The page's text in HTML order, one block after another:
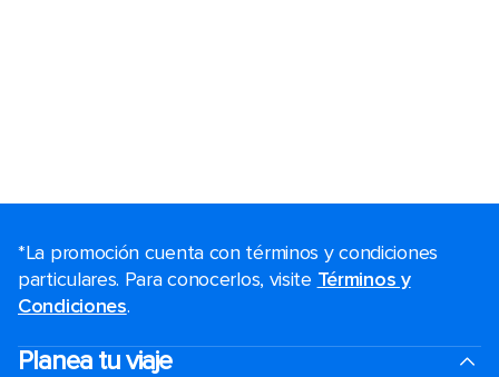
*La promoción cuenta con términos y condiciones
particulares. Para conocerlos, visite Términos y
Condiciones.
Planea tu viaje